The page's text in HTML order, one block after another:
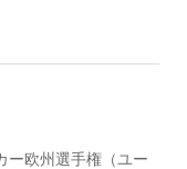
ー欧州選手権（ユー